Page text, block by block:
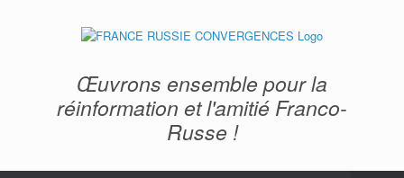
Œuvrons ensemble pour la
réinformation et l'amitié Franco-
Russe !